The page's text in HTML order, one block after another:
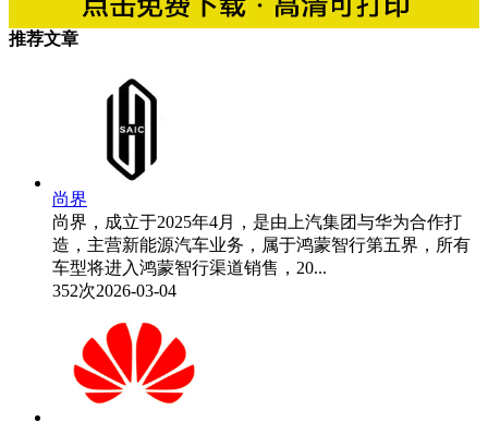
推荐文章
尚界
尚界，成立于2025年4月，是由上汽集团与华为合作打
造，主营新能源汽车业务，属于鸿蒙智行第五界，所有
车型将进入鸿蒙智行渠道销售，20...
352次2026-03-04